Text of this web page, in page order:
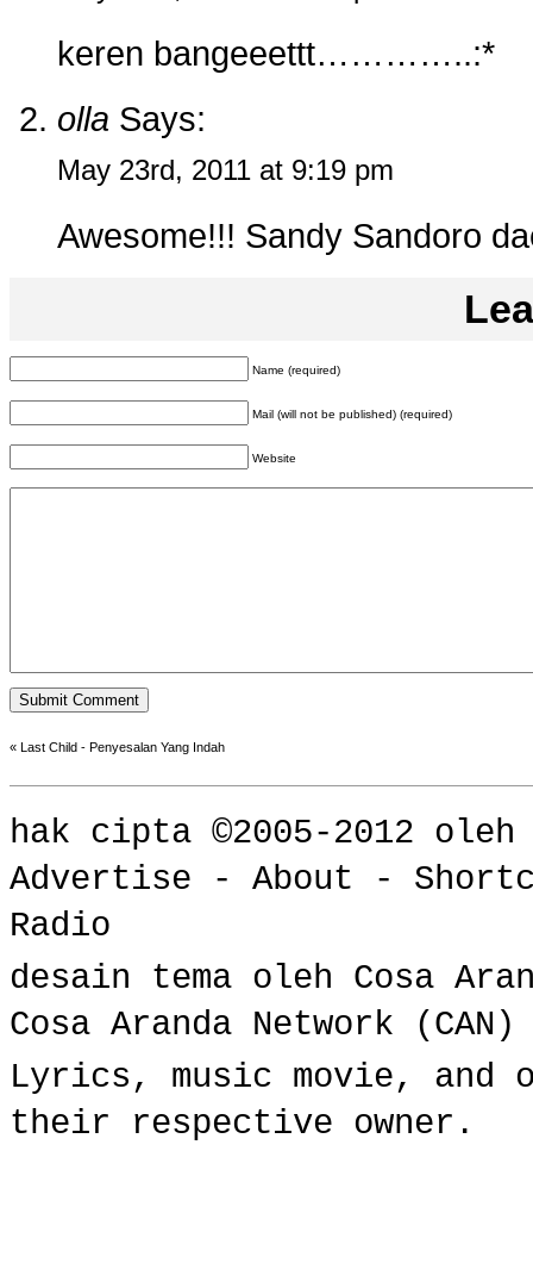
keren bangeeettt…………..:*
olla Says:
May 23rd, 2011 at 9:19 pm
Awesome!!! Sandy Sandoro
Name (required)
Mail (will not be published) (required)
Website
« Last Child - Penyesalan Yang Indah
hak cipta ©2005-2012
Advertise - About -
Radio
desain tema oleh Cosa
Cosa Aranda Network (CAN)
Lyrics, music movie, and
their respective owner.